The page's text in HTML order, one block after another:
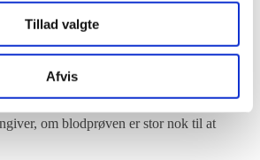
Tillad valgte
Afvis
måler hurtigt og præcist β-keton i blodet.
ikke kodes.
om blodprøven er stor nok til at